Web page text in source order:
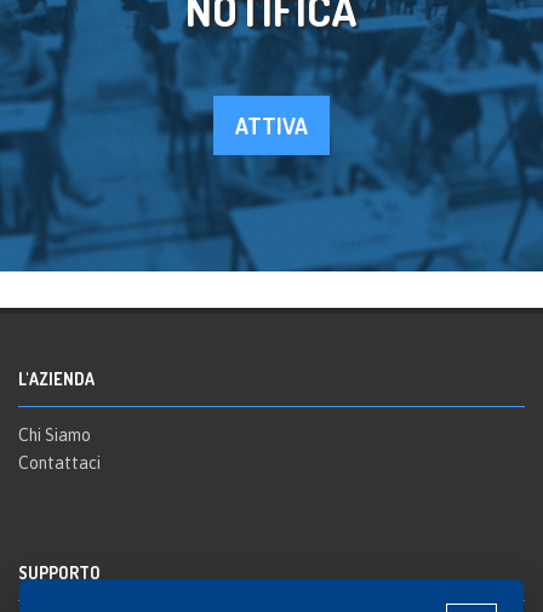
ATTIVA
L'AZIENDA
Chi Siamo
Contattaci
SUPPORTO